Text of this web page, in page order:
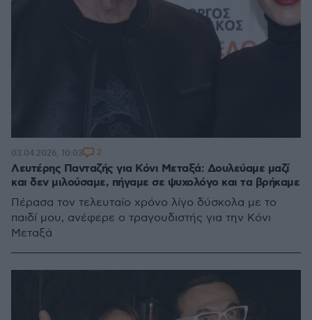
Λευτέρης Πανταζής για Κόνι Μεταξά: Δουλεύαμε μαζί
και δεν μιλούσαμε, πήγαμε σε ψυχολόγο και τα βρήκαμε
Πέρασα τον τελευταίο χρόνο λίγο δύσκολα με το
παιδί μου, ανέφερε ο τραγουδιστής για την Κόνι
Μεταξά
03.04.2026, 10:03 2